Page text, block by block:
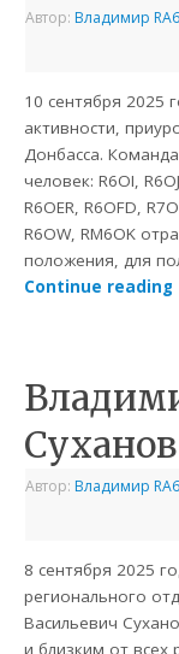
Автор: Владимир
10 сентября 2025
активности,
Донбасса.
человек: R6OI,
R6OER, R6OFD,
R6OW, RM6OK
положения, для
Continue reading
Автор: Владимир
8 сентября 2025
регионального
Васильевич
и близким от